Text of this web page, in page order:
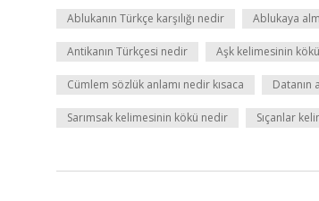
Ablukanın Türkçe karşılığı nedir Ablukaya
Antikanın Türkçesi nedir Aşk kelimesinin
Cümlem sözlük anlamı nedir kısaca Datanın
Sarımsak kelimesinin kökü nedir Sıçanlar